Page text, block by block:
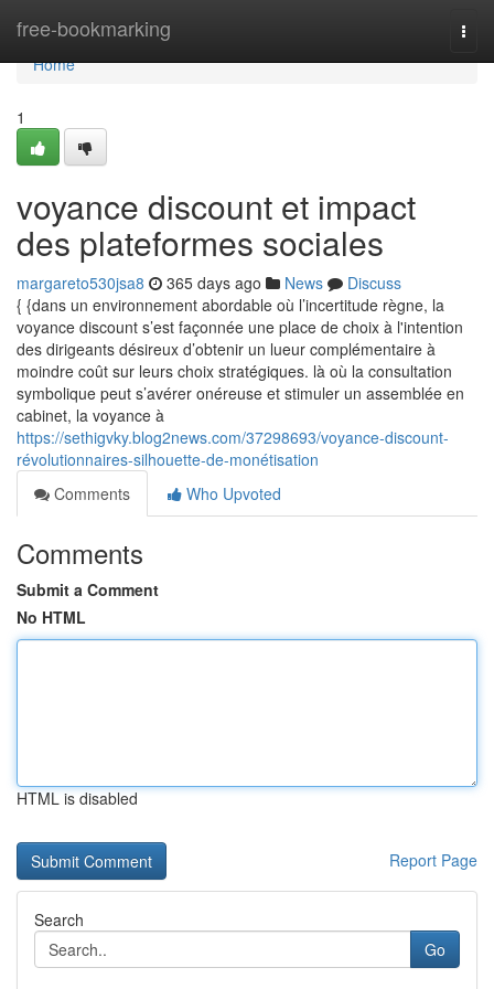
free-bookmarking
Home
Home
1
voyance discount et impact
des plateformes sociales
margareto530jsa8 365 days ago News
Discuss
{ {dans un environnement abordable où l’incertitude règne, la
voyance discount s’est façonnée une place de choix à l'intention
des dirigeants désireux d’obtenir un lueur complémentaire à
moindre coût sur leurs choix stratégiques. là où la consultation
symbolique peut s’avérer onéreuse et stimuler un assemblée en
cabinet, la voyance à
https://sethigvky.blog2news.com/37298693/voyance-discount-
révolutionnaires-silhouette-de-monétisation
Comments
Who Upvoted
Comments
Submit a Comment
No HTML
HTML is disabled
Report Page
Search
Go